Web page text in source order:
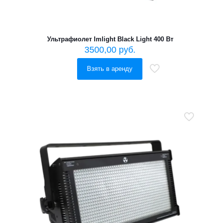
Ультрафиолет Imlight Black Light 400 Вт
3500,00 руб.
Взять в аренду